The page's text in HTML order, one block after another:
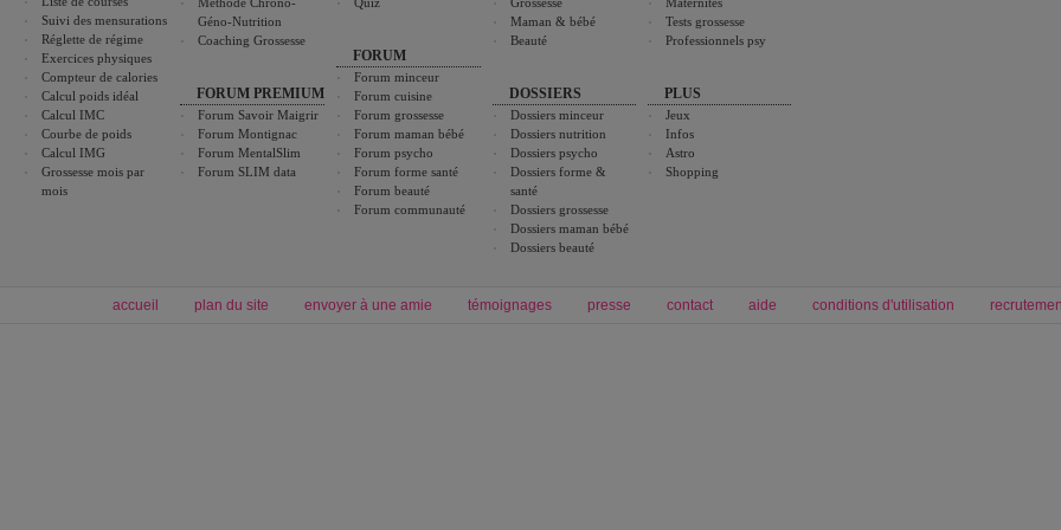
Suivi des mensurations
Réglette de régime
Exercices physiques
Compteur de calories
Calcul poids idéal
Calcul IMC
Courbe de poids
Calcul IMG
Grossesse mois par
mois
Géno-Nutrition
Coaching Grossesse
FORUM PREMIUM
Forum Savoir Maigrir
Forum Montignac
Forum MentalSlim
Forum SLIM data
FORUM
Forum minceur
Forum cuisine
Forum grossesse
Forum maman bébé
Forum psycho
Forum forme santé
Forum beauté
Forum communauté
Maman & bébé
Beauté
DOSSIERS
Dossiers minceur
Dossiers nutrition
Dossiers psycho
Dossiers forme &
santé
Dossiers grossesse
Dossiers maman bébé
Dossiers beauté
Tests grossesse
Professionnels psy
PLUS
Jeux
Infos
Astro
Shopping
accueil plan du site envoyer à une amie témoignages presse contact aide conditions d'utilisation